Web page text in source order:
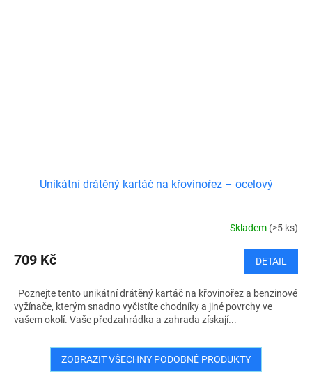
Unikátní drátěný kartáč na křovinořez – ocelový
Skladem (>5 ks)
709 Kč DETAIL
Poznejte tento unikátní drátěný kartáč na křovinořez a benzinové
vyžínače, kterým snadno vyčistíte chodníky a jiné povrchy ve
vašem okolí. Vaše předzahrádka a zahrada získají...
ZOBRAZIT VŠECHNY PODOBNÉ PRODUKTY